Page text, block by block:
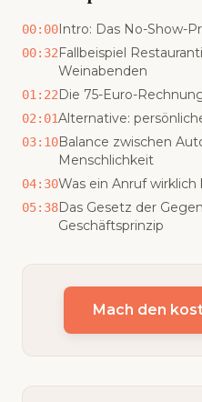
00:00Intro: Das No-Show-
00:32Fallbeispiel
Weinabenden
01:22Die 75-Euro-
02:01Alternative:
03:10Balance zwischen
Menschlichkeit
04:30Was ein Anruf
05:38Das Gesetz der
Geschäftsprinzip
Mach den